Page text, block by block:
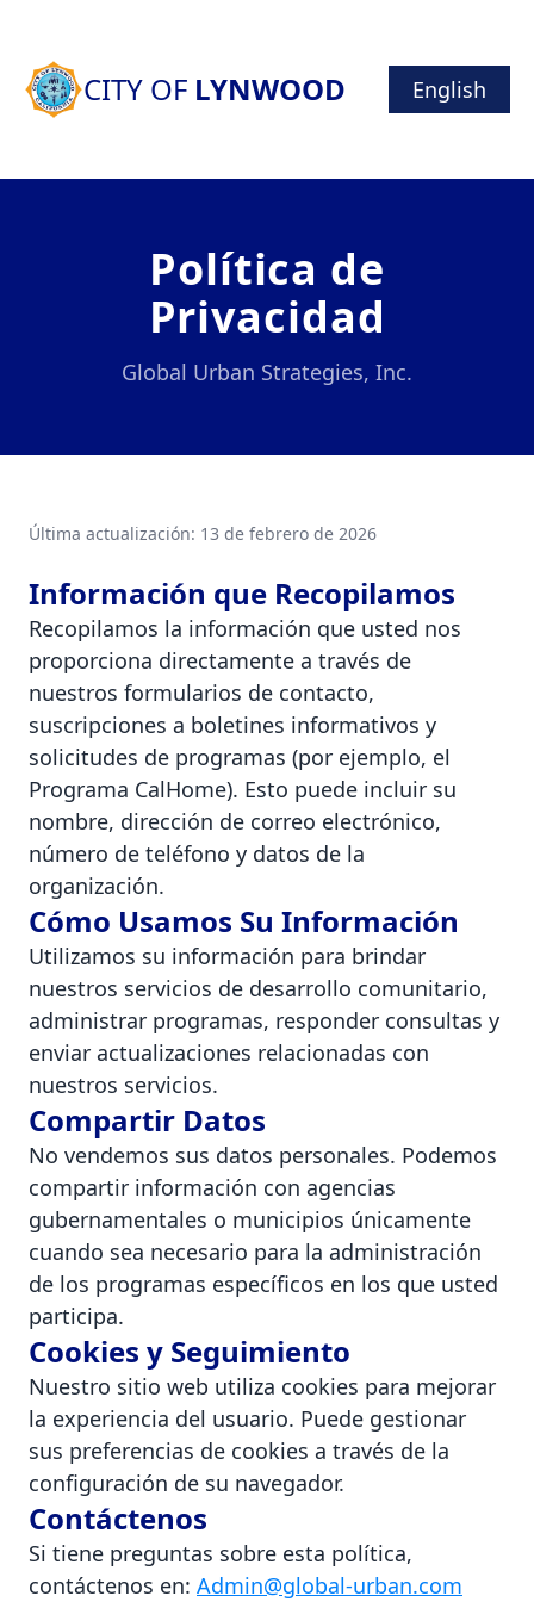
CITY OF LYNWOOD English
Política de
Privacidad
Global Urban Strategies, Inc.
Última actualización: 13 de febrero de 2026
Información que Recopilamos
Recopilamos la información que usted nos
proporciona directamente a través de
nuestros formularios de contacto,
suscripciones a boletines informativos y
solicitudes de programas (por ejemplo, el
Programa CalHome). Esto puede incluir su
nombre, dirección de correo electrónico,
número de teléfono y datos de la
organización.
Cómo Usamos Su Información
Utilizamos su información para brindar
nuestros servicios de desarrollo comunitario,
administrar programas, responder consultas y
enviar actualizaciones relacionadas con
nuestros servicios.
Compartir Datos
No vendemos sus datos personales. Podemos
compartir información con agencias
gubernamentales o municipios únicamente
cuando sea necesario para la administración
de los programas específicos en los que usted
participa.
Cookies y Seguimiento
Nuestro sitio web utiliza cookies para mejorar
la experiencia del usuario. Puede gestionar
sus preferencias de cookies a través de la
configuración de su navegador.
Contáctenos
Si tiene preguntas sobre esta política,
contáctenos en: Admin@global-urban.com